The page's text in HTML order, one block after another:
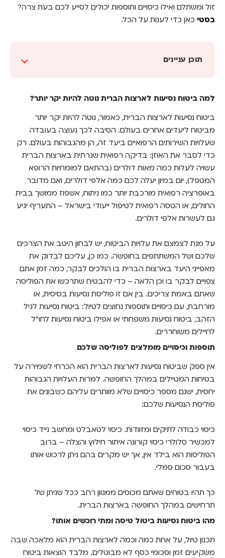
זול ומשתלם ואילו כיסויים ותוספות יכולים לסייע לכם בעת צרה?
בסטי כאן כדי לענות על הכל.
תוכן עניינים
מהו ביטוח נסיעות ביטול טיסה ומתי רוכשים אותו?
סוגרים ביטוח נסיעות לארצות הברית עם בסטי
וטסים בראש שקט
למה ביטוח נסיעות לארצות הברית נוטה להיות יקר יותר?
ביטוח נסיעות לארצות הברית, כאמור, נוטה להיות יקר יותר
מביטוח ליעדים אחרים בעולם. הסיבה לכך נעוצה בעובדה
שעלויות השירותים הרפואיים ביעד זה, הן מהגבוהות בעולם. רק
כדי לסבר את האוזן: בדיקה רפואית שגרתית בארצות הברית
עשויה לעלות כמה מאות דולרים (בהתאם למומחיות הרופא
המטפל), יום במיון יעלה לכם כמה אלפי דולרים, ואם מדובר
באופרציה רפואית מורכבת יותר כמו ניתוח, אשפוז ממושך בבית
החולים, או הטסה רפואית לטיפול ייעודי בישראל – התעריף יגיע
גם לעשרות אלפי דולרים.
על מנת לצמצם את עלויות הביטוח, יש לבחון היטב את הצרכים
שלכם ושל המשתתפים בחופשה. כמו כן, עליכם לבדוק את
מאפייני היעד בארצות הברית בו הולכים לבקר, כמה זמן אתם
צפויים לבקר בו וכן הלאה – כדי להבטיח שתרכשו את הפוליסה
שאתם באמת צריכים. בין אם זו פוליסת נסיעות בסיסית, או
מורחבת, עם כיסויים ותוספות נחוצים לטיול: ביטוח נסיעות לגיל
הזהב, ביטוח נסיעות משפחתי או אפילו ביטוח נסיעות לחו"ל
לחיילים משוחררים.
תוספות וכיסויים מומלצים לפוליסה שלכם
אין ספק שביטוח נסיעות לארצות הברית הוא הכרחי לשמירה על
בטיחות המטיילים במהלך החופשה. למרות העלויות הגבוהות
יחסית, ישנם מספר כיסויים שלא מוותרים עליהם כשבונים את
פוליסת הנסיעות שלכם:
כיסוי כבודה לתיקים ומזוודות. כיסוי לטאבלט ומחשב נייד כיסוי
למכשיר סלולרי כיסוי קורונה איתור חילוץ והצלה – ברוב
הפוליסות הוא בילד אין, אך יש מקרים בהם ניתן לרכוש אותו
בעבור סכום סמלי.
כך תהיו בטוחים שאתם מכוסים ממגוון רחב ככל שניתן של
תרחישים במהלך החופשה בארצות הברית.
מהו ביטוח נסיעות ביטול טיסה ומתי רוכשים אותו?
תכנון טיול, על אחת כמה וכמה לארצות הברית הוא מלאכה שבה
משקיעים זמן וסכומי כסף לא מבוטלים. מלבד הוצאות ביטוח